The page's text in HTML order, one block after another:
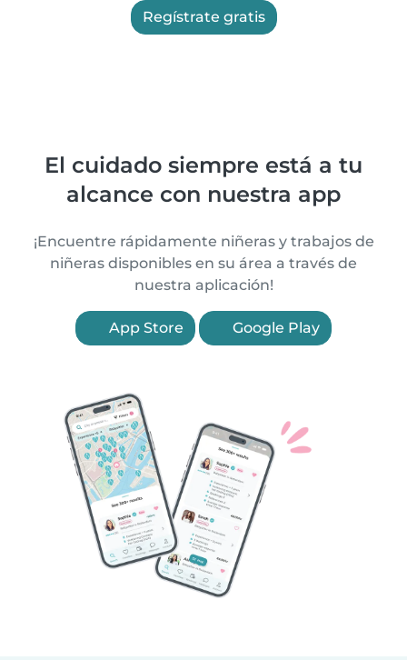
Regístrate gratis
El cuidado siempre está a tu
alcance con nuestra app
¡Encuentre rápidamente niñeras y trabajos de
niñeras disponibles en su área a través de
nuestra aplicación!
App Store Google Play